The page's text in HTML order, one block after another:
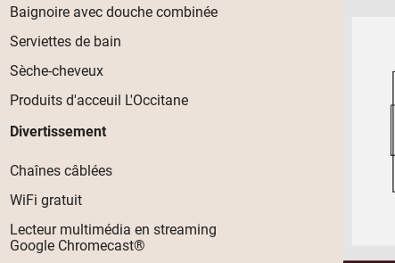
Baignoire avec douche combinée
Serviettes de bain
Sèche-cheveux
Produits d'acceuil L'Occitane
Divertissement
Chaînes câblées
WiFi gratuit
Lecteur multimédia en streaming
Google Chromecast®